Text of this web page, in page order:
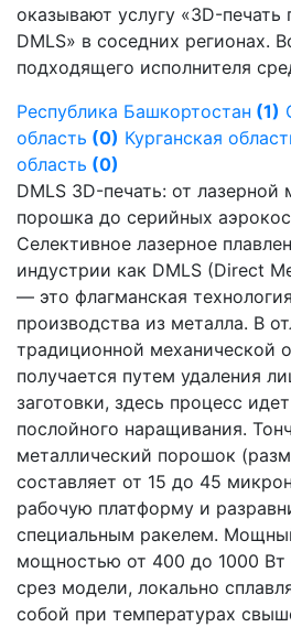
оказывают услугу «3D-печать
DMLS» в соседних регионах.
подходящего исполнителя
Республика Башкортостан (1)
область (0) Курганская
область (0)
DMLS 3D-печать: от лазерной
порошка до серийных
Селективное лазерное
индустрии как DMLS (Direct
— это флагманская
производства из металла. В
традиционной механической
получается путем удаления
заготовки, здесь процесс
послойного наращивания.
металлический порошок
составляет от 15 до 45
рабочую платформу и
специальным ракелем.
мощностью от 400 до 1000 Вт
срез модели, локально
собой при температурах